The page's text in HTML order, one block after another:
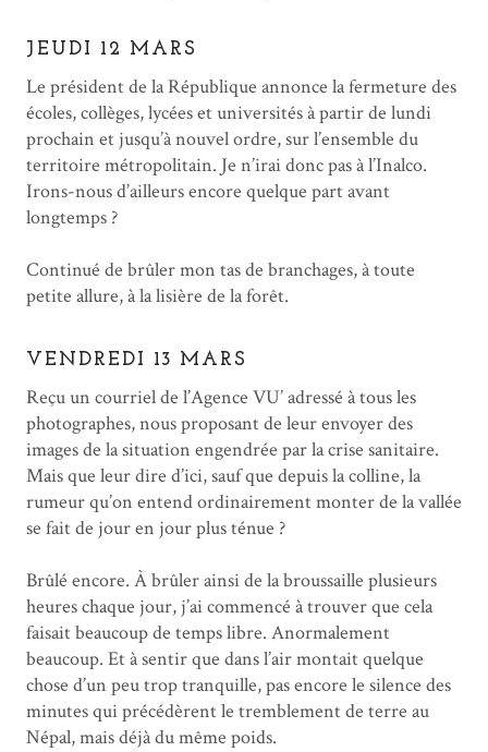
JEUDI 12 MARS
Le président de la République annonce la fermeture des
écoles, collèges, lycées et universités à partir de lundi
prochain et jusqu’à nouvel ordre, sur l’ensemble du
territoire métropolitain. Je n’irai donc pas à l’Inalco.
Irons-nous d’ailleurs encore quelque part avant
longtemps ?
Continué de brûler mon tas de branchages, à toute
petite allure, à la lisière de la forêt.
VENDREDI 13 MARS
Reçu un courriel de l’Agence VU’ adressé à tous les
photographes, nous proposant de leur envoyer des
images de la situation engendrée par la crise sanitaire.
Mais que leur dire d’ici, sauf que depuis la colline, la
rumeur qu’on entend ordinairement monter de la vallée
se fait de jour en jour plus ténue ?
Brûlé encore. À brûler ainsi de la broussaille plusieurs
heures chaque jour, j’ai commencé à trouver que cela
faisait beaucoup de temps libre. Anormalement
beaucoup. Et à sentir que dans l’air montait quelque
chose d’un peu trop tranquille, pas encore le silence des
minutes qui précédèrent le tremblement de terre au
Népal, mais déjà du même poids.